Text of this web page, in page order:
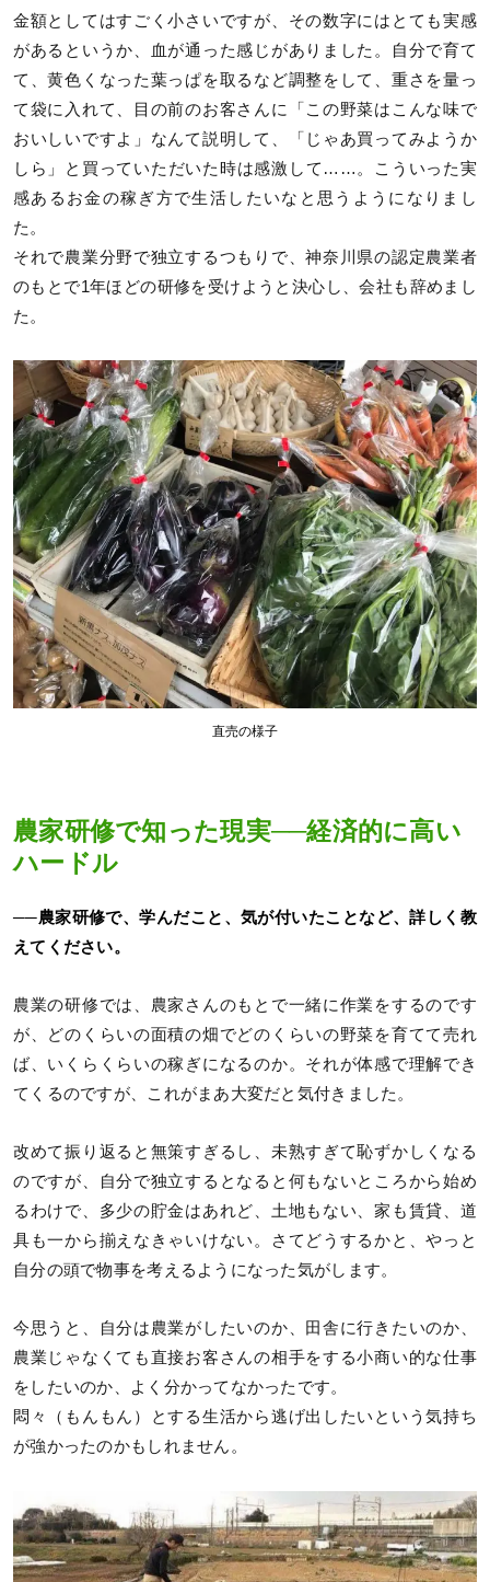
金額としてはすごく小さいですが、その数字にはとても実感
があるというか、血が通った感じがありました。自分で育て
て、黄色くなった葉っぱを取るなど調整をして、重さを量っ
て袋に入れて、目の前のお客さんに「この野菜はこんな味で
おいしいですよ」なんて説明して、「じゃあ買ってみようか
しら」と買っていただいた時は感激して……。こういった実
感あるお金の稼ぎ方で生活したいなと思うようになりまし
た。
それで農業分野で独立するつもりで、神奈川県の認定農業者
のもとで1年ほどの研修を受けようと決心し、会社も辞めまし
た。
直売の様子
農家研修で知った現実──経済的に高い
ハードル
──農家研修で、学んだこと、気が付いたことなど、詳しく教
えてください。
農業の研修では、農家さんのもとで一緒に作業をするのです
が、どのくらいの面積の畑でどのくらいの野菜を育てて売れ
ば、いくらくらいの稼ぎになるのか。それが体感で理解でき
てくるのですが、これがまあ大変だと気付きました。
改めて振り返ると無策すぎるし、未熟すぎて恥ずかしくなる
のですが、自分で独立するとなると何もないところから始め
るわけで、多少の貯金はあれど、土地もない、家も賃貸、道
具も一から揃えなきゃいけない。さてどうするかと、やっと
自分の頭で物事を考えるようになった気がします。
今思うと、自分は農業がしたいのか、田舎に行きたいのか、
農業じゃなくても直接お客さんの相手をする小商い的な仕事
をしたいのか、よく分かってなかったです。
悶々（もんもん）とする生活から逃げ出したいという気持ち
が強かったのかもしれません。